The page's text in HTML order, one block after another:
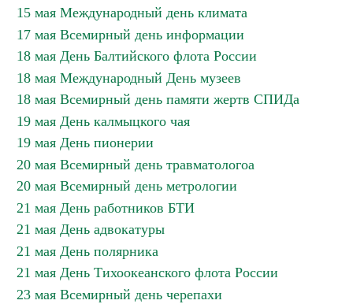
15 мая Международный день климата
17 мая Всемирный день информации
18 мая День Балтийского флота России
18 мая Международный День музеев
18 мая Всемирный день памяти жертв СПИДа
19 мая День калмыцкого чая
19 мая День пионерии
20 мая Всемирный день травматологоа
20 мая Всемирный день метрологии
21 мая День работников БТИ
21 мая День адвокатуры
21 мая День полярника
21 мая День Тихоокеанского флота России
23 мая Всемирный день черепахи